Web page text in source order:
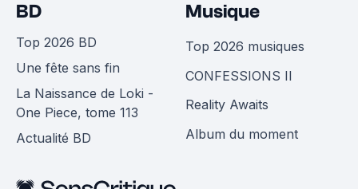
BD
Top 2026 BD
Une fête sans fin
La Naissance de Loki -
One Piece, tome 113
Actualité BD
Musique
Top 2026 musiques
CONFESSIONS II
Reality Awaits
Album du moment